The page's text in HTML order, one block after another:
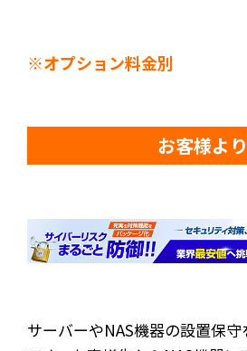
※オプション料金別
お客様より
サーバーやNAS機器の設置保